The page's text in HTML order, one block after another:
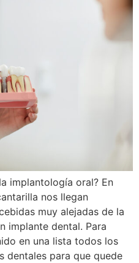
implantología oral? En
nos llegan
muy alejadas de la
implante dental. Para
en una lista todos los
dentales para que quede